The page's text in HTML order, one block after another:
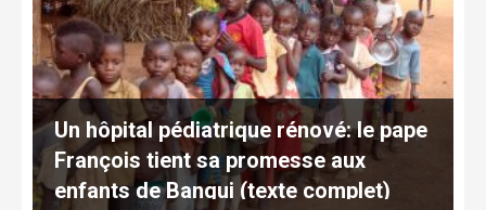
Un hôpital pédiatrique rénové: le pape
François tient sa promesse aux
enfants de Bangui (texte complet)